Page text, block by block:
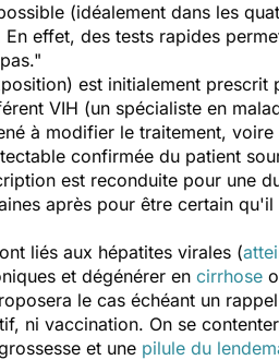
(idéalement dans les
effet, des tests rapides
est initialement
VIH (un spécialiste en
à modifier le traitement,
confirmée du patient
est reconduite pour une
après pour être certain
liés aux hépatites virales (
et dégénérer en cirrhose
le cas échéant un
ni vaccination. On se
et une pilule du